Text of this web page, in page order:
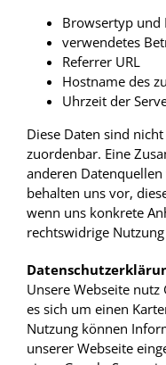
Browsertyp und
verwendetes
Referrer URL
Hostname des
Uhrzeit der
Diese Daten sind
zuordenbar. Eine
anderen
behalten uns vor,
wenn uns konkrete
rechtswidrige
Unsere Webseite nutz
es sich um einen
Nutzung können
unserer Webseite